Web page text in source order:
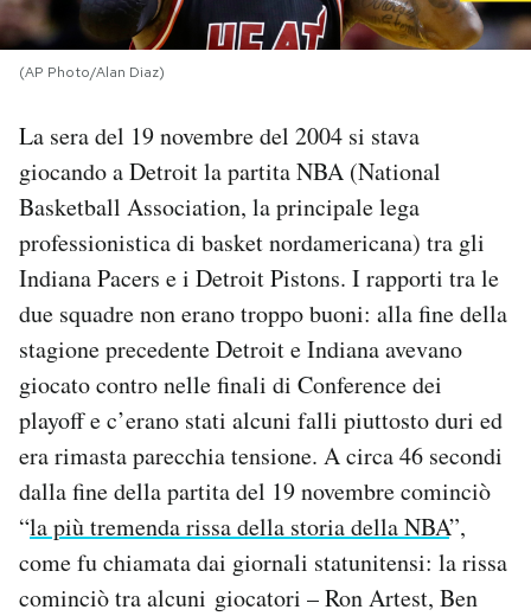
I MIEI PREFERITI
AREA PERSONALE
Area Personale
Newsletter
Notifiche mobile
Regala il Post
Esci
(AP Photo/Alan Diaz)
La sera del 19 novembre del 2004 si stava
giocando a Detroit la partita NBA (National
Basketball Association, la principale lega
professionistica di basket nordamericana) tra gli
Indiana Pacers e i Detroit Pistons. I rapporti tra le
due squadre non erano troppo buoni: alla fine della
stagione precedente Detroit e Indiana avevano
giocato contro nelle finali di Conference dei
playoff e c’erano stati alcuni falli piuttosto duri ed
era rimasta parecchia tensione. A circa 46 secondi
dalla fine della partita del 19 novembre cominciò
“la più tremenda rissa della storia della NBA”,
come fu chiamata dai giornali statunitensi: la rissa
cominciò tra alcuni giocatori – Ron Artest, Ben